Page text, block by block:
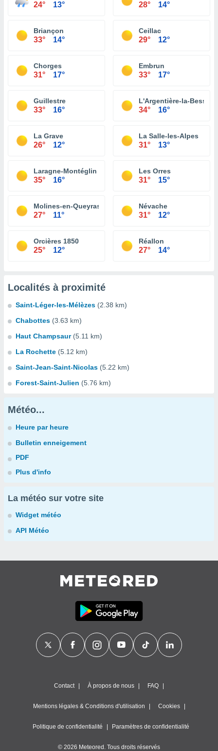
24° 13° 28° 14°
Briançon
33° 14°
Ceillac
29° 12°
Chorges
31° 17°
Embrun
33° 17°
Guillestre
33° 16°
L'Argentière-la-Bessée
34° 16°
La Grave
26° 12°
La Salle-les-Alpes
31° 13°
Laragne-Montéglin
35° 16°
Les Orres
31° 15°
Molines-en-Queyras
27° 11°
Névache
31° 12°
Orcières 1850
25° 12°
Réallon
27° 14°
Localités à proximité
Saint-Léger-les-Mélèzes (2.38 km)
Chabottes (3.63 km)
Haut Champsaur (5.11 km)
La Rochette (5.12 km)
Saint-Jean-Saint-Nicolas (5.22 km)
Forest-Saint-Julien (5.76 km)
Météo...
Heure par heure
Bulletin enneigement
PDF
Plus d'info
La météo sur votre site
Widget météo
API Météo
Contact À propos de nous FAQ
Mentions légales & Conditions d'utilisation Cookies
Politique de confidentialité Paramètres de confidentialité
© 2026 Meteored. Tous droits réservés